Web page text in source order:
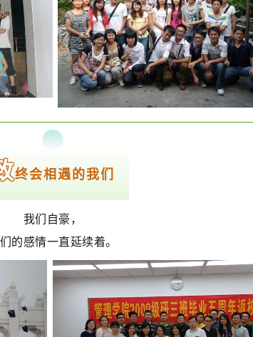
终会相遇的我们
我们自豪，
的感情一直延续着。